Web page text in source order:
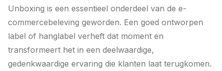
Unboxing is een essentieel onderdeel van de e-
commercebeleving geworden. Een goed ontworpen
label of hanglabel verheft dat moment en
transformeert het in een deelwaardige,
gedenkwaardige ervaring die klanten laat terugkomen.